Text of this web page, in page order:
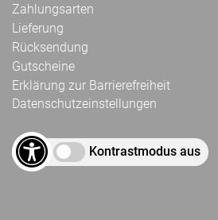
Zahlungsarten
Lieferung
Rücksendung
Gutscheine
Erklärung zur Barrierefreiheit
Datenschutzeinstellungen
Kontrastmodus aus